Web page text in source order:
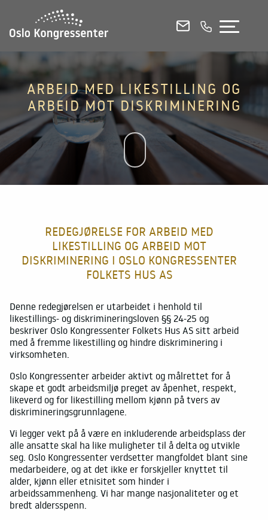
MØTEROM
SELSKAPSLOKALER
E-POST RING OSS
Se alle lokaler i 3D
Etasjeplaner og kapasitetsoversikt (PDF)
Kontakt og booking
Mat og drikke
For deltakerne
Suksesshistorier
Tett på – ekte opplevelser
Bærekraft og samfunnsansvar
Nyheter
ARBEID MED LIKESTILLING OG
ARBEID MOT DISKRIMINERING
REDEGJØRELSE FOR ARBEID MED
LIKESTILLING OG ARBEID MOT
DISKRIMINERING I OSLO KONGRESSENTER
FOLKETS HUS AS
Denne redegjørelsen er utarbeidet i henhold til
likestillings- og diskrimineringsloven §§ 24-25 og
beskriver Oslo Kongressenter Folkets Hus AS sitt arbeid
med å fremme likestilling og hindre diskriminering i
virksomheten.
Oslo Kongressenter arbeider aktivt og målrettet for å
skape et godt arbeidsmiljø preget av åpenhet, respekt,
likeverd og for likestilling mellom kjønn på tvers av
diskrimineringsgrunnlagene.
Vi legger vekt på å være en inkluderende arbeidsplass der
alle ansatte skal ha like muligheter til å delta og utvikle
seg. Oslo Kongressenter verdsetter mangfoldet blant sine
medarbeidere, og at det ikke er forskjeller knyttet til
alder, kjønn eller etnisitet som hinder i
arbeidssammenheng. Vi har mange nasjonaliteter og et
bredt aldersspenn.